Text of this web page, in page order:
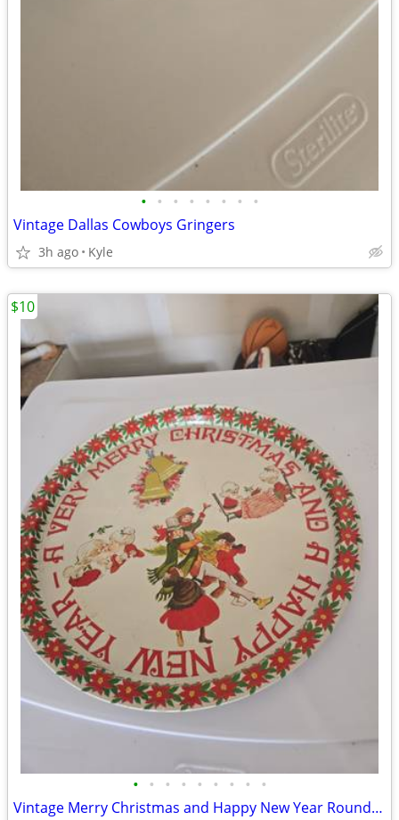
• • • • • • • •
Vintage Dallas Cowboys Gringers
3h ago Kyle
• • • • • • • • •
Vintage Merry Christmas and Happy New Year Round Tin Serving Tray
$10